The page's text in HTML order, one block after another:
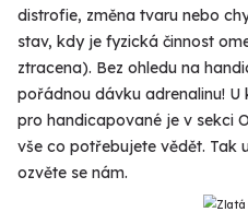
distrofie, změna tvaru nebo
stav, kdy je fyzická činnost
ztracena). Bez ohledu na
pořádnou dávku adrenalinu!
pro handicapované je v sekci
vše co potřebujete vědět. Tak
ozvěte se nám.